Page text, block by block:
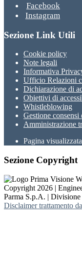
Facebook
Instagram
Sezione Link Utili
Cookie policy
Note legali
Informativa
Ufficio Relazioni
Dichiarazione di
Obiettivi di
Whistleblowing
Gestione consensi
Amministrazione
Pagina visualizzata
Sezione Copyright
Copyright 2026 |
Parma S.p.A. |
Disclaimer trattamento